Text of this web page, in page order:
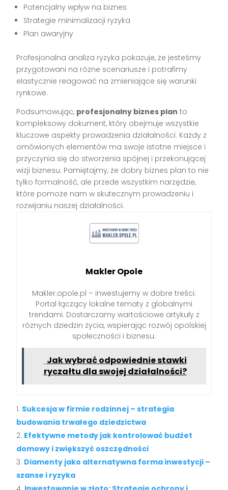
Potencjalny wpływ na biznes
Strategie minimalizacji ryzyka
Plan awaryjny
Profesjonalna analiza ryzyka pokazuje, że jesteśmy
przygotowani na różne scenariusze i potrafimy
elastycznie reagować na zmieniające się warunki
rynkowe.
Podsumowując, profesjonalny biznes plan to
kompleksowy dokument, który obejmuje wszystkie
kluczowe aspekty prowadzenia działalności. Każdy z
omówionych elementów ma swoje istotne miejsce i
przyczynia się do stworzenia spójnej i przekonującej
wizji biznesu. Pamiętajmy, że dobry biznes plan to nie
tylko formalność, ale przede wszystkim narzędzie,
które pomoże nam w skutecznym prowadzeniu i
rozwijaniu naszej działalności.
Makler Opole
Makler.opole.pl – inwestujemy w dobre treści.
Portal łączący lokalne tematy z globalnymi
trendami. Dostarczamy wartościowe artykuły z
różnych dziedzin życia, wspierając rozwój opolskiej
społeczności i biznesu.
Jak wybrać odpowiednie stawki
ryczałtu dla swojej działalności?
Sukcesja w firmie rodzinnej – strategia
budowania trwałego dziedzictwa
Efektywne metody jak kontrolować budżet
domowy i zwiększyć oszczędności
Diamenty jako alternatywna forma inwestycji –
szanse i ryzyka